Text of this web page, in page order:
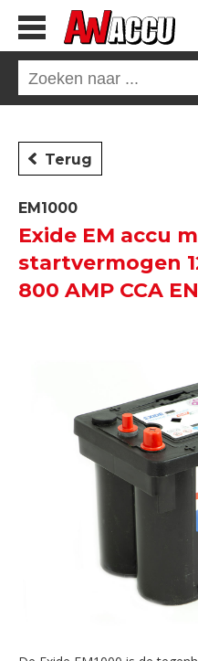
Terug
EM1000
Exide EM accu
startvermogen
800 AMP CCA EN